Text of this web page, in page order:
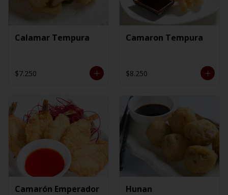
Calamar Tempura
$7.250
Camaron Tempura
$8.250
Camarón Emperador Hunan